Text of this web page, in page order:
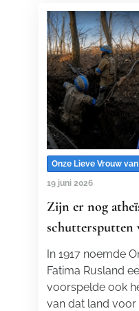
Onze Lieve Vrouw
19 juni 2026
Zijn er nog
schuttersputten
In 1917 noemde
Fatima Rusland
voorspelde ook
van dat land voor